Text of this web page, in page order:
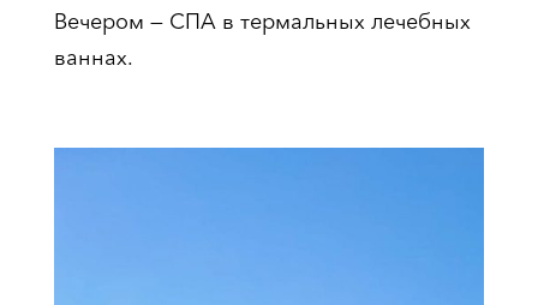
Вечером — СПА в термальных лечебных
ваннах.